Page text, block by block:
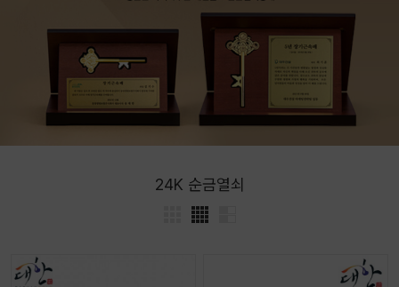
24K 순금열쇠